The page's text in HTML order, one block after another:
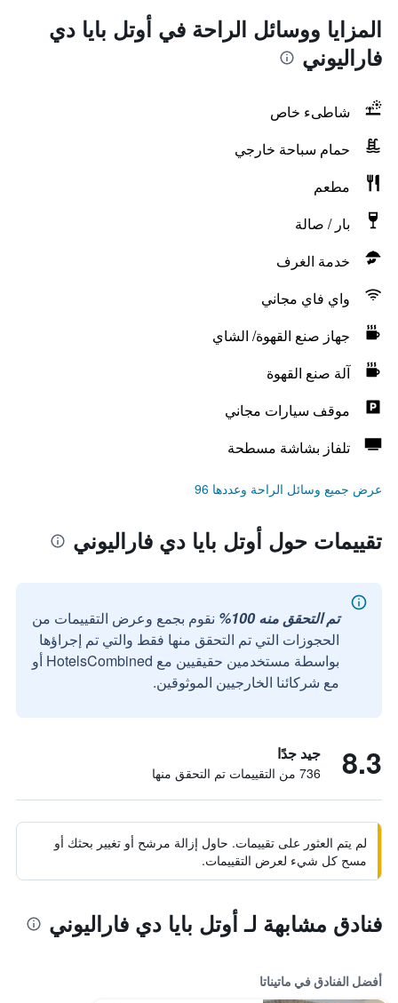
المزايا ووسائل الراحة في أوتل بايا دي
فاراليوني
شاطىء خاص
حمام سباحة خارجي
مطعم
بار / صالة
خدمة الغرف
واي فاي مجاني
جهاز صنع القهوة/ الشاي
آلة صنع القهوة
موقف سيارات مجاني
تلفاز بشاشة مسطحة
عرض جميع وسائل الراحة وعددها 96
تقييمات حول أوتل بايا دي فاراليوني
تم التحقق منه 100%
نقوم بجمع وعرض التقييمات من
الحجوزات التي تم التحقق منها فقط والتي تم إجراؤها
بواسطة مستخدمين حقيقيين مع HotelsCombined أو
مع شركائنا الخارجيين الموثوقين.
8.3 جيد جدًا
736 من التقييمات تم التحقق منها
لم يتم العثور على تقييمات. حاول إزالة مرشح أو تغيير بحثك أو
مسح كل شيء لعرض التقييمات.
فنادق مشابهة لـ أوتل بايا دي فاراليوني
أفضل الفنادق في ماتيناتا